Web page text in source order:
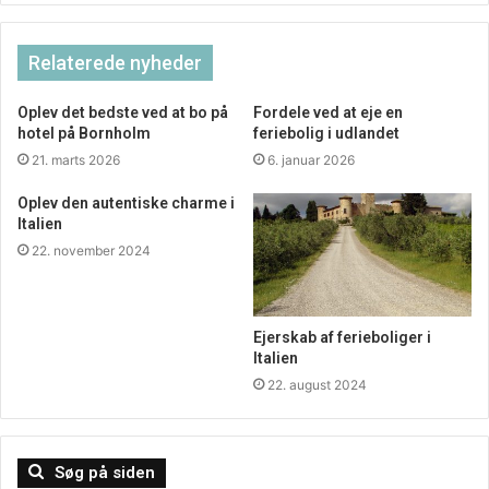
Relaterede nyheder
Oplev det bedste ved at bo på
hotel på Bornholm
21. marts 2026
Fordele ved at eje en
feriebolig i udlandet
6. januar 2026
Oplev den autentiske charme i
Italien
22. november 2024
Ejerskab af ferieboliger i
Italien
22. august 2024
Søg på siden